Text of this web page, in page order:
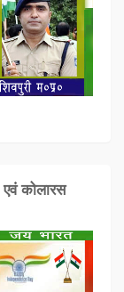
एवं कोलारस